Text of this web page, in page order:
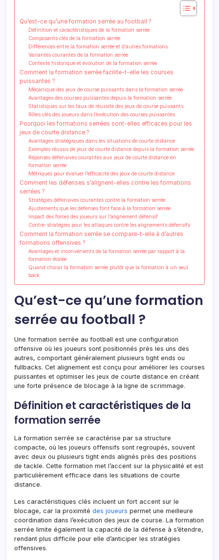
Qu’est-ce qu’une formation serrée au football ?
Définition et caractéristiques de la formation serrée
Composants clés de la formation serrée
Différences entre la formation serrée et d’autres formations
Variantes courantes de la formation serrée
Contexte historique et évolution de la formation serrée
Comment la formation serrée facilite-t-elle les courses
puissantes ?
Mécanique des jeux de course puissants dans la formation serrée
Avantages des courses puissantes depuis la formation serrée
Statistiques sur les taux de réussite des jeux de course puissants
Rôles clés des joueurs dans l’exécution des courses puissantes
Pourquoi les formations serrées sont-elles efficaces pour les
jeux de courte distance ?
Avantages stratégiques dans les situations de courte distance
Exemples réussis de jeux de courte distance depuis la formation serrée
Réponses défensives courantes aux jeux de courte distance en
formation serrée
Métriques pour évaluer l’efficacité des jeux de courte distance
Comment les défenses s’alignent-elles contre les formations
serrées ?
Stratégies défensives courantes contre la formation serrée
Ajustements que les défenses font face à la formation serrée
Impact des forces des joueurs sur l’alignement défensif
Contre-stratégies pour les attaques contre les alignements défensifs
Comment la formation serrée se compare-t-elle à d’autres
formations offensives ?
Avantages et inconvénients de la formation serrée par rapport à la
formation étalée
Quand choisir la formation serrée plutôt que la formation à un seul
back
Qu’est-ce qu’une formation
serrée au football ?
Une formation serrée au football est une configuration
offensive où les joueurs sont positionnés près les uns des
autres, comportant généralement plusieurs tight ends ou
fullbacks. Cet alignement est conçu pour améliorer les courses
puissantes et optimiser les jeux de courte distance en créant
une forte présence de blocage à la ligne de scrimmage.
Définition et caractéristiques de la
formation serrée
La formation serrée se caractérise par sa structure
compacte, où les joueurs offensifs sont regroupés, souvent
avec deux ou plusieurs tight ends alignés près des positions
de tackle. Cette formation met l’accent sur la physicalité et est
particulièrement efficace dans les situations de courte
distance.
Les caractéristiques clés incluent un fort accent sur le
blocage, car la proximité des joueurs permet une meilleure
coordination dans l’exécution des jeux de course. La formation
serrée limite également la capacité de la défense à s’étendre,
rendant plus difficile pour elle d’anticiper les stratégies
offensives.